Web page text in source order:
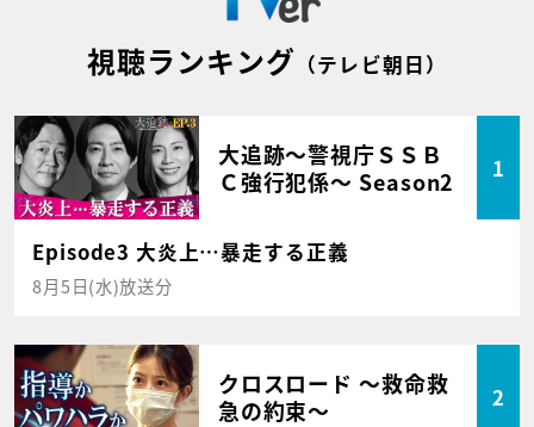
視聴ランキング （テレビ朝日）
大追跡～警視庁ＳＳＢ
Ｃ強行犯係～ Season2
1
Episode3 大炎上…暴走する正義
8月5日(水)放送分
クロスロード ～救命救
急の約束～
2